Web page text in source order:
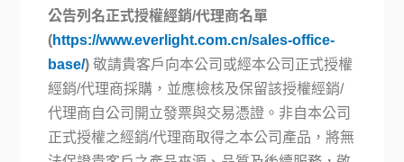
公告列名正式授權經銷/代理商名單
(https://www.everlight.com.cn/sales-office-
base/) 敬請貴客戶向本公司或經本公司正式授權
經銷/代理商採購，並應檢核及保留該授權經銷/
代理商自公司開立發票與交易憑證。非自本公司
正式授權之經銷/代理商取得之本公司產品，將無